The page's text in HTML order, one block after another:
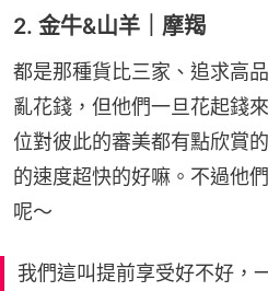
2. 金牛&山羊｜摩羯
都是那種貨比三家、追求高
亂花錢，但他們一旦花起錢
位對彼此的審美都有點欣賞
的速度超快的好嘛。不過他
呢～
我們這叫提前享受好不好，